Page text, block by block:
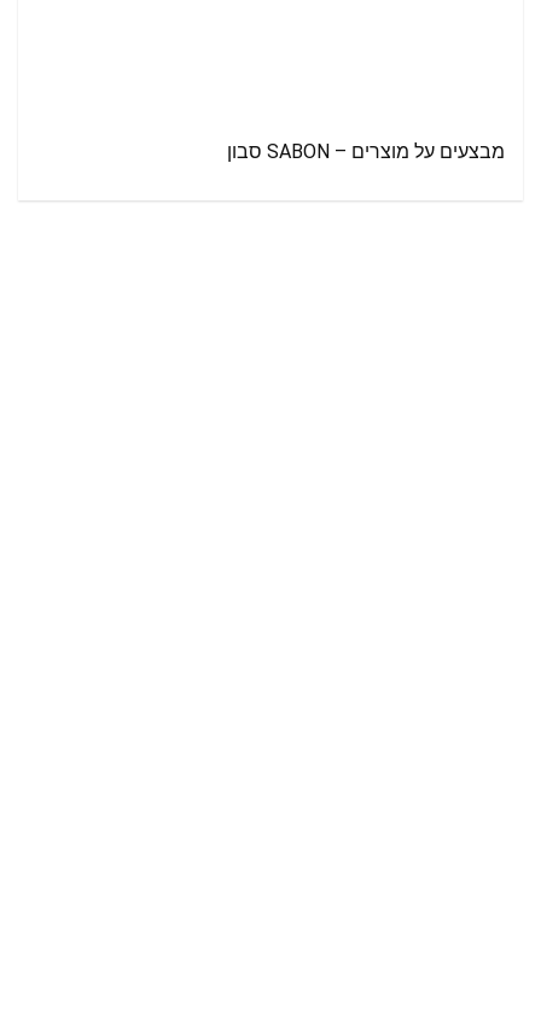
מבצעים על מוצרים – SABON סבון